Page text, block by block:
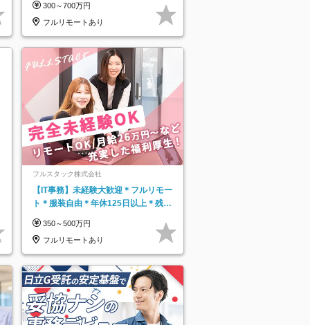
300～700万円
フルリモートあり
フルスタック株式会社
【IT事務】未経験大歓迎＊フルリモー
ト＊服装自由＊年休125日以上＊残業
350～500万円
フルリモートあり